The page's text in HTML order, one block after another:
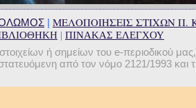
| ΜΕΛΟΠΟΙΗΣΕΙΣ ΣΤΙΧΩΝ Π.
| ΠΙΝΑΚΑΣ ΕΛΕΓΧΟΥ
ή σημείων του e-περιοδικού
από τον νόμο 2121/1993